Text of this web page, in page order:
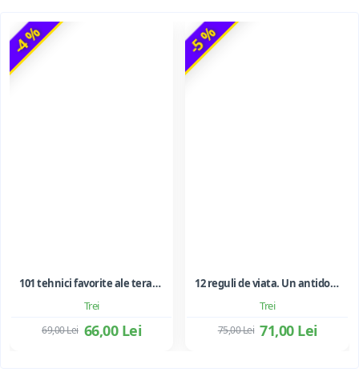
-4 %
Trei
101 tehnici favorite ale terapiei prin joc
66,00 Lei
69,00 Lei
-5 %
Trei
12 reguli de viata. Un antidot la haosul din jurul nostru - Jordan B. Peterson
71,00 Lei
75,00 Lei